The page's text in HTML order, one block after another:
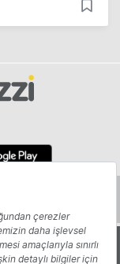
Yazarlar